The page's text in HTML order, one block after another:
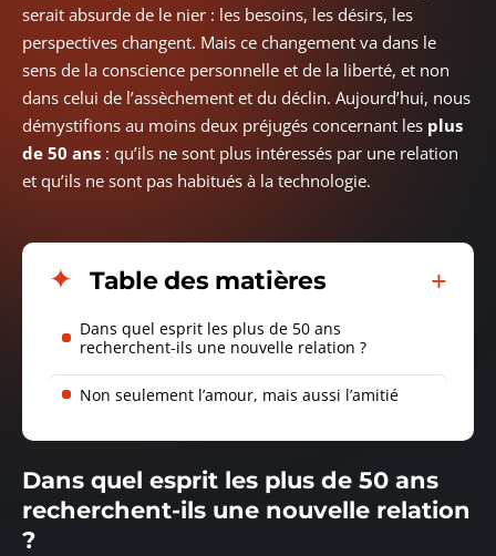
serait absurde de le nier : les besoins, les désirs, les
perspectives changent. Mais ce changement va dans le
sens de la conscience personnelle et de la liberté, et non
dans celui de l’assèchement et du déclin. Aujourd’hui, nous
démystifions au moins deux préjugés concernant les plus
de 50 ans : qu’ils ne sont plus intéressés par une relation
et qu’ils ne sont pas habitués à la technologie.
Table des matières
Dans quel esprit les plus de 50 ans
recherchent-ils une nouvelle relation ?
Non seulement l’amour, mais aussi l’amitié
Dans quel esprit les plus de 50 ans
recherchent-ils une nouvelle relation
?